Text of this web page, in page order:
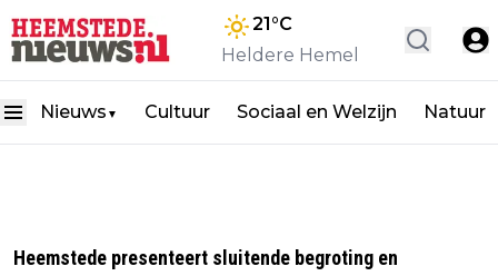
21°C
Heldere Hemel
Nieuws ▼ Cultuur Sociaal en Welzijn Natuur
Heemstede presenteert sluitende begroting en